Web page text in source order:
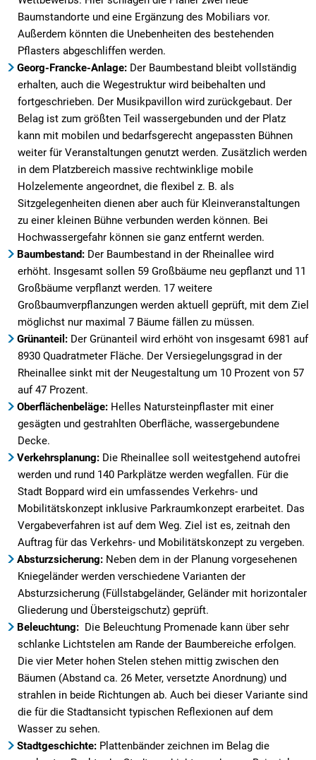
Baumstandorte und eine Ergänzung des Mobiliars vor.
Außerdem könnten die Unebenheiten des bestehenden
Pflasters abgeschliffen werden.
Georg-Francke-Anlage: Der Baumbestand bleibt vollständig
erhalten, auch die Wegestruktur wird beibehalten und
fortgeschrieben. Der Musikpavillon wird zurückgebaut. Der
Belag ist zum größten Teil wassergebunden und der Platz
kann mit mobilen und bedarfsgerecht angepassten Bühnen
weiter für Veranstaltungen genutzt werden. Zusätzlich werden
in dem Platzbereich massive rechtwinklige mobile
Holzelemente angeordnet, die flexibel z. B. als
Sitzgelegenheiten dienen aber auch für Kleinveranstaltungen
zu einer kleinen Bühne verbunden werden können. Bei
Hochwassergefahr können sie ganz entfernt werden.
Baumbestand: Der Baumbestand in der Rheinallee wird
erhöht. Insgesamt sollen 59 Großbäume neu gepflanzt und 11
Großbäume verpflanzt werden. 17 weitere
Großbaumverpflanzungen werden aktuell geprüft, mit dem Ziel
möglichst nur maximal 7 Bäume fällen zu müssen.
Grünanteil: Der Grünanteil wird erhöht von insgesamt 6981 auf
8930 Quadratmeter Fläche. Der Versiegelungsgrad in der
Rheinallee sinkt mit der Neugestaltung um 10 Prozent von 57
auf 47 Prozent.
Oberflächenbeläge: Helles Natursteinpflaster mit einer
gesägten und gestrahlten Oberfläche, wassergebundene
Decke.
Verkehrsplanung: Die Rheinallee soll weitestgehend autofrei
werden und rund 140 Parkplätze werden wegfallen. Für die
Stadt Boppard wird ein umfassendes Verkehrs- und
Mobilitätskonzept inklusive Parkraumkonzept erarbeitet. Das
Vergabeverfahren ist auf dem Weg. Ziel ist es, zeitnah den
Auftrag für das Verkehrs- und Mobilitätskonzept zu vergeben.
Absturzsicherung: Neben dem in der Planung vorgesehenen
Kniegeländer werden verschiedene Varianten der
Absturzsicherung (Füllstabgeländer, Geländer mit horizontaler
Gliederung und Übersteigschutz) geprüft.
Beleuchtung: Die Beleuchtung Promenade kann über sehr
schlanke Lichtstelen am Rande der Baumbereiche erfolgen.
Die vier Meter hohen Stelen stehen mittig zwischen den
Bäumen (Abstand ca. 26 Meter, versetzte Anordnung) und
strahlen in beide Richtungen ab. Auch bei dieser Variante sind
die für die Stadtansicht typischen Reflexionen auf dem
Wasser zu sehen.
Stadtgeschichte: Plattenbänder zeichnen im Belag die